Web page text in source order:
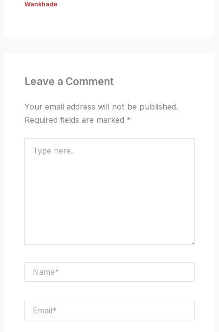
Wankhade
Leave a Comment
Your email address will not be published.
Required fields are marked *
here..